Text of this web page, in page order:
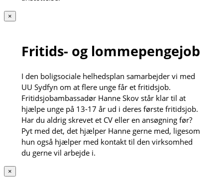
×
Fritids- og lommepengejob
I den boligsociale helhedsplan samarbejder vi med
UU Sydfyn om at flere unge får et fritidsjob.
Fritidsjobambassadør Hanne Skov står klar til at
hjælpe unge på 13-17 år ud i deres første fritidsjob.
Har du aldrig skrevet et CV eller en ansøgning før?
Pyt med det, det hjælper Hanne gerne med, ligesom
hun også hjælper med kontakt til den virksomhed
du gerne vil arbejde i.
×